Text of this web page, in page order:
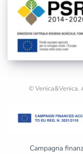
©
Campagna